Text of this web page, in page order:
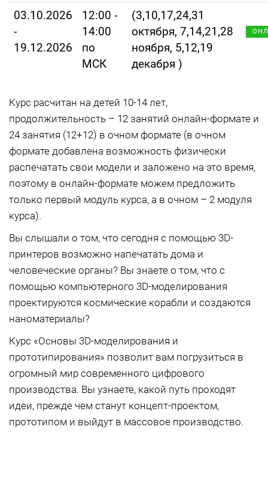
03.10.2026
-
19.12.2026
12:00 -
14:00
по
МСК
(3,10,17,24,31
октября, 7,14,21,28
ноября, 5,12,19
декабря )
Курс расчитан на детей 10-14 лет,
продолжительность – 12 занятий онлайн-формате и
24 занятия (12+12) в очном формате (в очном
формате добавлена возможность физически
распечатать свои модели и заложено на это время,
поэтому в онлайн-формате можем предложить
только первый модуль курса, а в очном – 2 модуля
курса).
Вы слышали о том, что сегодня с помощью 3D-
принтеров возможно напечатать дома и
человеческие органы? Вы знаете о том, что с
помощью компьютерного 3D-моделирования
проектируются космические корабли и создаются
наноматериалы?
Курс «Основы 3D-моделирования и
прототипирования» позволит вам погрузиться в
огромный мир современного цифрового
производства. Вы узнаете, какой путь проходят
идеи, прежде чем станут концепт-проектом,
прототипом и выйдут в массовое производство.